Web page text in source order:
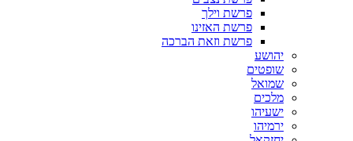
פרשת וילך
פרשת האזינו
פרשת וזאת הברכה
יהושע
שופטים
שמואל
מלכים
ישעיהו
ירמיהו